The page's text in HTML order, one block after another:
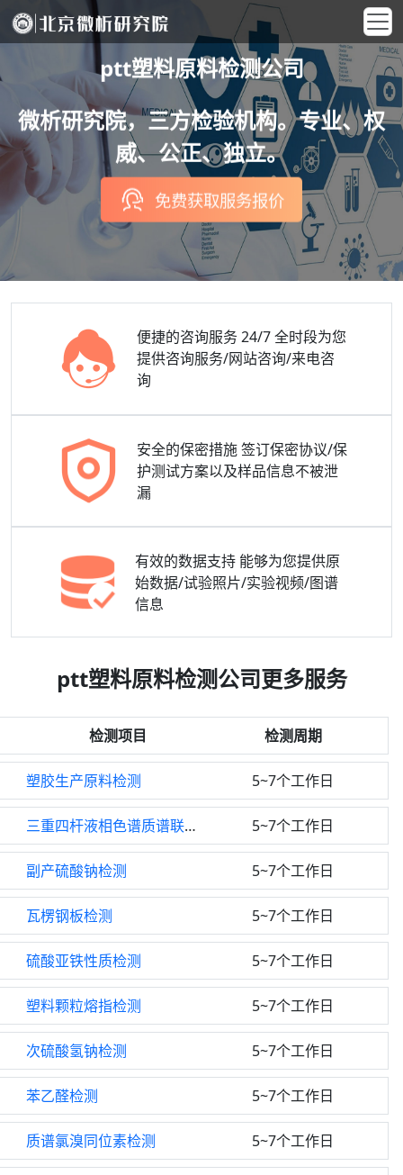
ptt塑料原料检测公司
微析研究院，三方检验机构。专业、权
威、公正、独立。
免费获取服务报价
便捷的咨询服务24/7 全时段为您
提供咨询服务/网站咨询/来电咨
询
安全的保密措施 签订保密协议/保
护测试方案以及样品信息不被泄
漏
有效的数据支持 能够为您提供原
始数据/试验照片/实验视频/图谱
信息
ptt塑料原料检测公司更多服务
检测项目 检测周期
塑胶生产原料检测 5~7个工作日
三重四杆液相色谱质谱联用仪检测 5~7个工作日
副产硫酸钠检测 5~7个工作日
瓦楞钢板检测 5~7个工作日
硫酸亚铁性质检测 5~7个工作日
塑料颗粒熔指检测 5~7个工作日
次硫酸氢钠检测 5~7个工作日
苯乙醛检测 5~7个工作日
质谱氯溴同位素检测 5~7个工作日